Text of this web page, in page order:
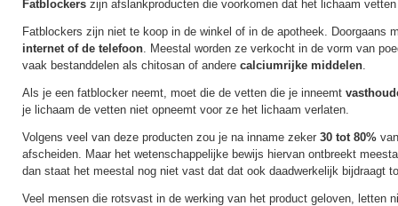
Fatblockers zijn afslankproducten die voorkomen dat het lichaam
Fatblockers zijn niet te koop in de winkel of in de apotheek. Doorgaans
internet of de telefoon. Meestal worden ze verkocht in de vorm van
vaak bestanddelen als chitosan of andere calciumrijke middelen.
Als je een fatblocker neemt, moet die de vetten die je inneemt
je lichaam de vetten niet opneemt voor ze het lichaam verlaten.
Volgens veel van deze producten zou je na inname zeker 30 tot 80%
afscheiden. Maar het wetenschappelijke bewijs hiervan ontbreekt
dan staat het meestal nog niet vast dat dat ook daadwerkelijk bijdraagt
Veel mensen die rotsvast in de werking van het product geloven, letten